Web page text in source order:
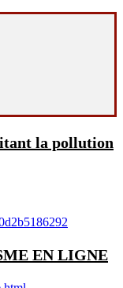
la pollution
EN LIGNE